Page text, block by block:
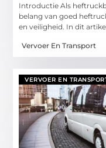
Introductie Als
belang van goed
en veiligheid. In dit
Vervoer En Transport
VERVOER EN